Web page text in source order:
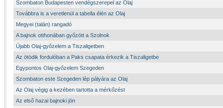
Szombaton Budapesten vendégszerepel az Olaj
Továbbra is a veretlenül a tabella élén az Olaj
Megyei (talán) rangadó
A bajnok otthonában győzött a Szolnok
Újabb Olaj-győzelem a Tiszaligetben
Az ötödik fordulóban a Paks csapata érkezik a Tiszaligetbe
Egypontos Olaj-győzelem Szegeden
Szombaton este Szegeden lép pályára az Olaj
Az Olaj végig a kezében tartotta a mérkőzést
Az első hazai bajnoki jön